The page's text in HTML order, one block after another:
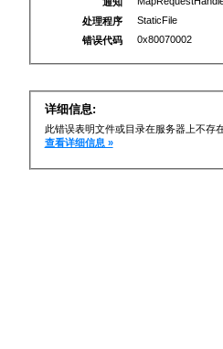
处理程序
StaticFile
错误代码
0x80070002
详细信息:
此错误表明文件或目录在服务器上不存
查看详细信息 »